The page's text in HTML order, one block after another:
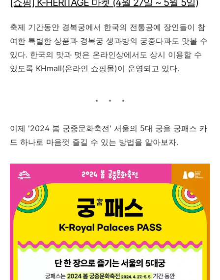
[쇼핑] K-HERITAGE 마켓 (4월 27일 ~ 5월 5일)
축제 기간동안 경복궁에서 한국의 전통공예 장인들이 참
여한 특별한 상품과 경복궁 생과방의 궁중다과도 맛볼 수
있다. 한국의 맛과 멋은 온라인상에서도 상시 이용할 수
있도록 KHmall(온라인 쇼핑몰)이 운영되고 있다.
이제 '2024 봄 궁중문화축전' 서울의 5대 궁을 궁패스 카
드 하나로 마음껏 즐길 수 있는 방법을 알아보자.